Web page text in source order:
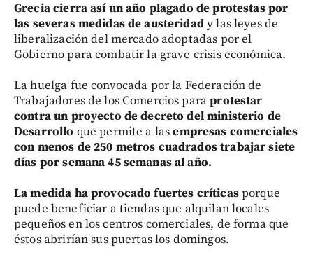
Grecia cierra así un año plagado de protestas por
las severas medidas de austeridady las leyes de
liberalización del mercado adoptadas por el
Gobierno para combatir la grave crisis económica.
La huelga fue convocada por la Federación de
Trabajadores de los Comercios paraprotestar
contra un proyecto de decreto del ministerio de
Desarrollo que permite a lasempresas comerciales
con menos de 250 metros cuadrados trabajar siete
días por semana 45 semanas al año.
La medida ha provocado fuertes críticasporque
puede beneficiar a tiendas que alquilan locales
pequeños en los centros comerciales, de forma que
éstos abrirían sus puertas los domingos.